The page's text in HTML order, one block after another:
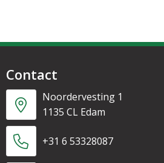
Contact
Noordervesting 1
1135 CL Edam
+31 6 53328087